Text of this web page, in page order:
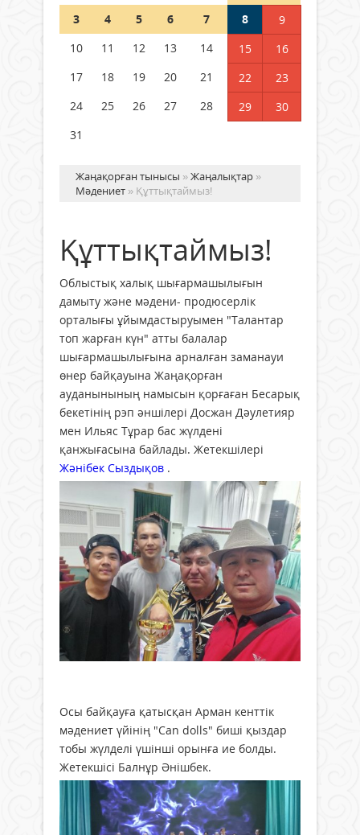
Шетелде жүрген Қазақстан
азаматтары қалай дауыс бере
3
4 5 6 7 8
9
10
11 12 13 14 15
16
17
18 19 20 21 22
23
24
25 26 27 28 29
30
31
Жаңақорған тынысы »Жаңалықтар »
Мәдениет » Құттықтаймыз!
Құттықтаймыз!
Облыстық халық шығармашылығын
дамыту және мәдени- продюсерлік
орталығы ұйымдастыруымен "Талантар
топ жарған күн" атты балалар
шығармашылығына арналған заманауи
өнер байқауына Жаңақорған
ауданынының намысын қорғаған Бесарық
бекетінің рэп әншілері Досжан Дәулетияр
мен Ильяс Тұрар бас жүлдені
қанжығасына байлады. Жетекшілері
Жәнібек Сыздықов .
Осы байқауға қатысқан Арман кенттік
мәдениет үйінің "Can dolls" биші қыздар
тобы жүлделі үшінші орынға ие болды.
Жетекшісі Балнұр Әнішбек.